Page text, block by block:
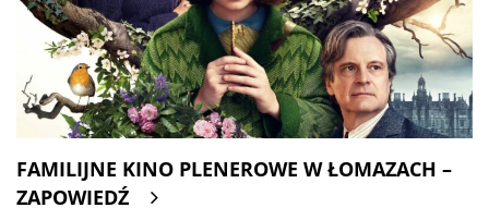
FAMILIJNE KINO PLENEROWE W ŁOMAZACH –
ZAPOWIEDŹ